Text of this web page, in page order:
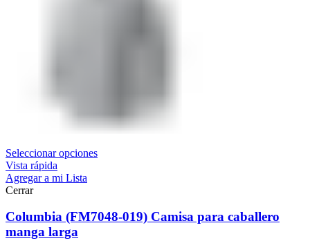
Seleccionar opciones
Vista rápida
Agregar a mi Lista
Cerrar
Columbia (FM7048-019) Camisa para caballero
manga larga